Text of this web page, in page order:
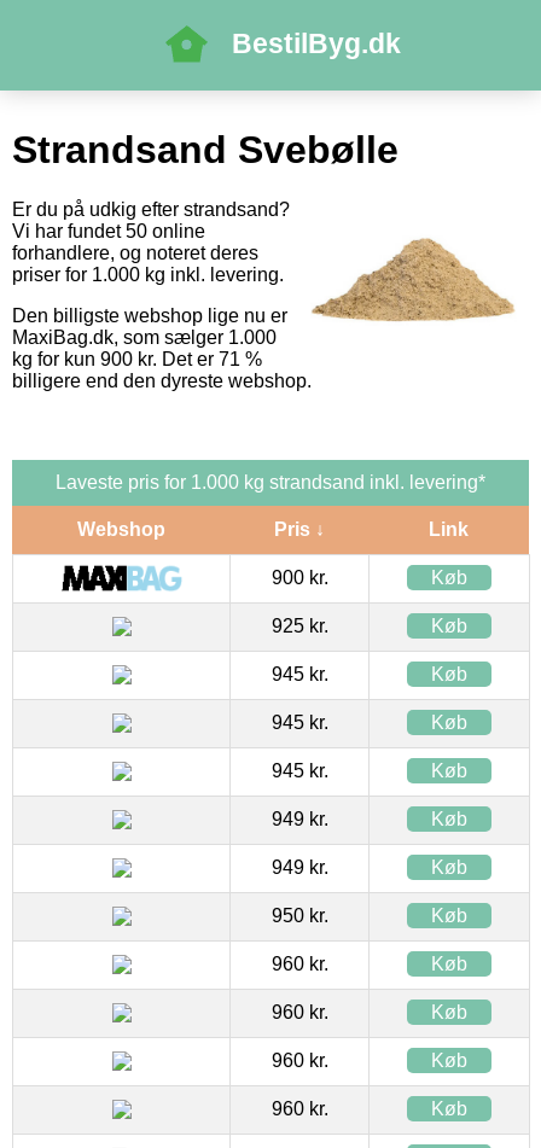
BestilByg.dk
Strandsand Svebølle
Er du på udkig efter strandsand?
Vi har fundet 50 online
forhandlere, og noteret deres
priser for 1.000 kg inkl. levering.
Den billigste webshop lige nu er
MaxiBag.dk, som sælger 1.000
kg for kun 900 kr. Det er 71 %
billigere end den dyreste webshop.
Laveste pris for 1.000 kg strandsand inkl. levering*
Webshop Pris ↓ Link
900 kr. Køb
925 kr. Køb
945 kr. Køb
945 kr. Køb
945 kr. Køb
949 kr. Køb
949 kr. Køb
950 kr. Køb
960 kr. Køb
960 kr. Køb
960 kr. Køb
960 kr. Køb